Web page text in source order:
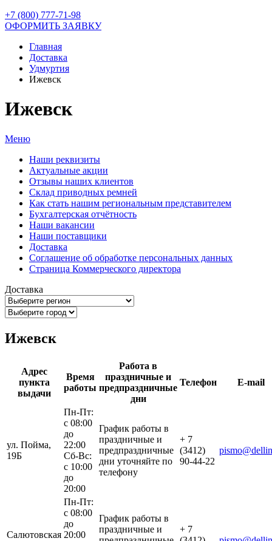
+7 (800) 777-71-98
ОФОРМИТЬ ЗАЯВКУ
Главная
Доставка
Удмуртия
Ижевск
Ижевск
Меню
Наши реквизиты
Актуальные акции
Отзывы наших клиентов
Склад приводных ремней
Как стать нашим региональным представителем
Бухгалтерская отчётность
Наши вакансии
Наши поставщики
Доставка
Соглашение об обработке персональных данных
Страница Коммерческого директора
Доставка
Ижевск
Адрес
пункта
выдачи
Время
работы
Работа в
праздничные и
предпраздничные
дни
Телефон E-mail
ул. Пойма,
19Б
Пн-Пт:
с 08:00
до
22:00
Сб-Вс:
с 10:00
до
20:00
График работы в
праздничные и
предпраздничные
дни уточняйте по
телефону
+ 7
(3412)
90-44-22
Салютовская
Пн-Пт:
с 08:00
до
20:00
График работы в
праздничные и
+ 7